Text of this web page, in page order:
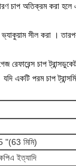
চাপ অতিক্রম করা হলে
ভ্যাকুয়াম সীল করা ।
রেফারেন্স চাপ
যদি একটি পরম চাপ
"(63 মিমি)
ইত্যাদি